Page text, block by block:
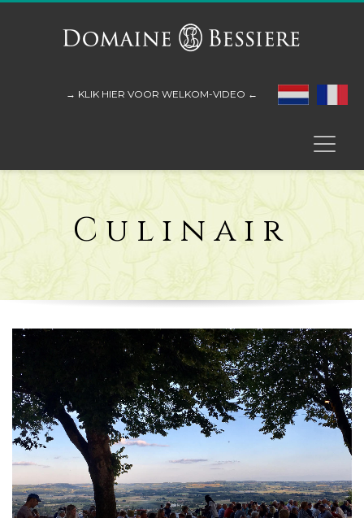
→ KLIK HIER VOOR WELKOM-VIDEO ←
Culinair